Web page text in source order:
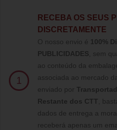
1
RECEBA OS SEUS
DISCRETAMENTE
O nosso envio é 100%
PUBLICIDADES , sem
ao conteúdo da
associada ao mercado
enviado por
Restante dos CTT ,
dados de entrega a
receberá apenas um